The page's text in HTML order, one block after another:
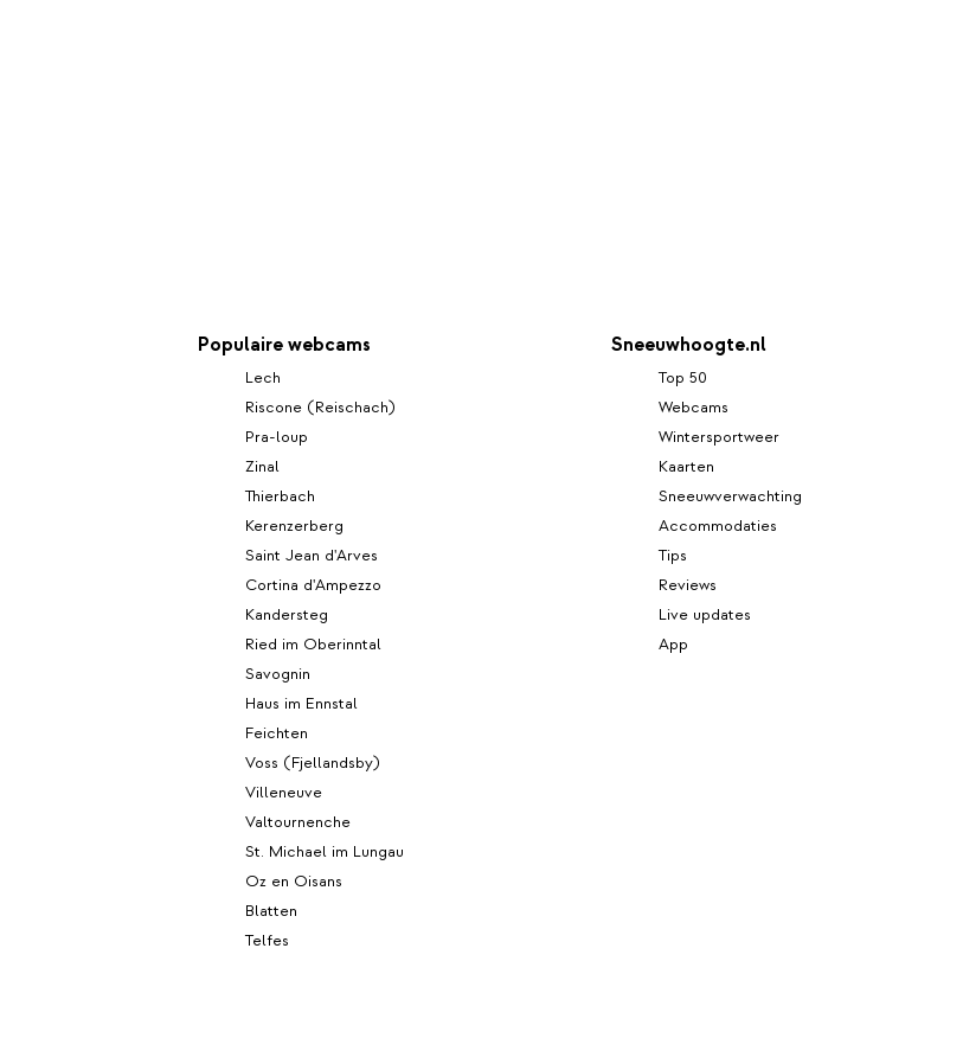
Populaire webcams
Lech
Riscone (Reischach)
Pra-loup
Zinal
Thierbach
Kerenzerberg
Saint Jean d'Arves
Cortina d'Ampezzo
Kandersteg
Ried im Oberinntal
Savognin
Haus im Ennstal
Feichten
Voss (Fjellandsby)
Villeneuve
Valtournenche
St. Michael im Lungau
Oz en Oisans
Blatten
Telfes
Sneeuwhoogte.nl
Top 50
Webcams
Wintersportweer
Kaarten
Sneeuwverwachting
Accommodaties
Tips
Reviews
Live updates
App